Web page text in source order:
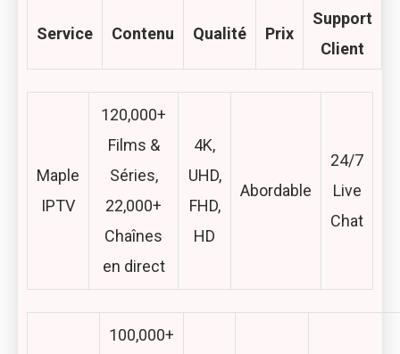
Service Contenu Qualité Prix
Support
Client
Maple
IPTV
120,000+
Films &
Séries,
22,000+
Chaînes
en direct
4K,
UHD,
FHD,
HD
Abordable
24/7
Live
Chat
100,000+